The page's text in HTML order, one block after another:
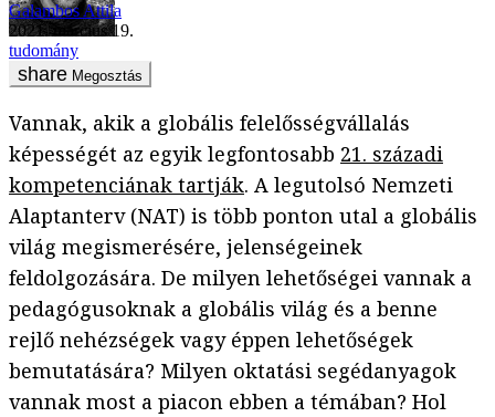
Galambos Attila
2021. március 19.
tudomány
Megosztás
Vannak, akik a globális felelősségvállalás
képességét az egyik legfontosabb 21. századi
kompetenciának tartják. A legutolsó Nemzeti
Alaptanterv (NAT) is több ponton utal a globális
világ megismerésére, jelenségeinek
feldolgozására. De milyen lehetőségei vannak a
pedagógusoknak a globális világ és a benne
rejlő nehézségek vagy éppen lehetőségek
bemutatására? Milyen oktatási segédanyagok
vannak most a piacon ebben a témában? Hol